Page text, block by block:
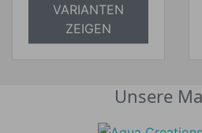
VARIANTEN
ZEIGEN
Unsere